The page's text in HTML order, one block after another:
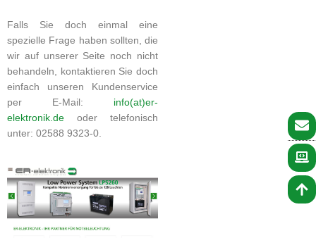
Falls Sie doch einmal eine
spezielle Frage haben sollten, die
wir auf unserer Seite noch nicht
behandeln, kontaktieren Sie doch
einfach unseren Kundenservice
per E-Mail: info(at)er-
elektronik.de oder telefonisch
unter: 02588 9323-0.